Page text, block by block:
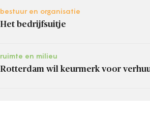
bestuur en organisatie
Het bedrijfsuitje
ruimte en milieu
Rotterdam wil keurmerk voor